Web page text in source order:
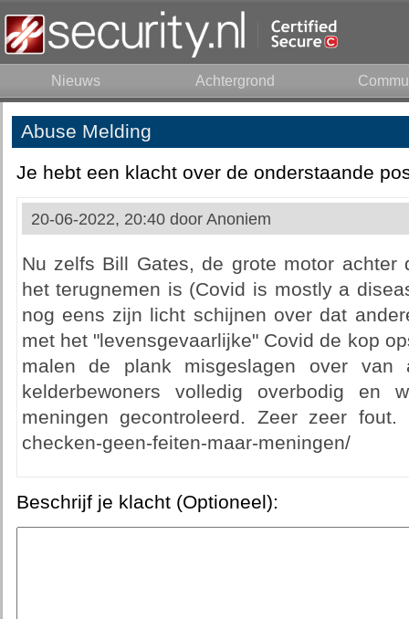
Nieuws Achtergrond
Abuse Melding
Je hebt een klacht over de onderstaande
20-06-2022, 20:40 door Anoniem
Nu zelfs Bill Gates, de grote motor achter
het terugnemen is (Covid is mostly a
nog eens zijn licht schijnen over dat
met het "levensgevaarlijke" Covid de kop
malen de plank misgeslagen over
kelderbewoners volledig overbodig en
meningen gecontroleerd. Zeer zeer fout.
checken-geen-feiten-maar-meningen/
Beschrijf je klacht (Optioneel):